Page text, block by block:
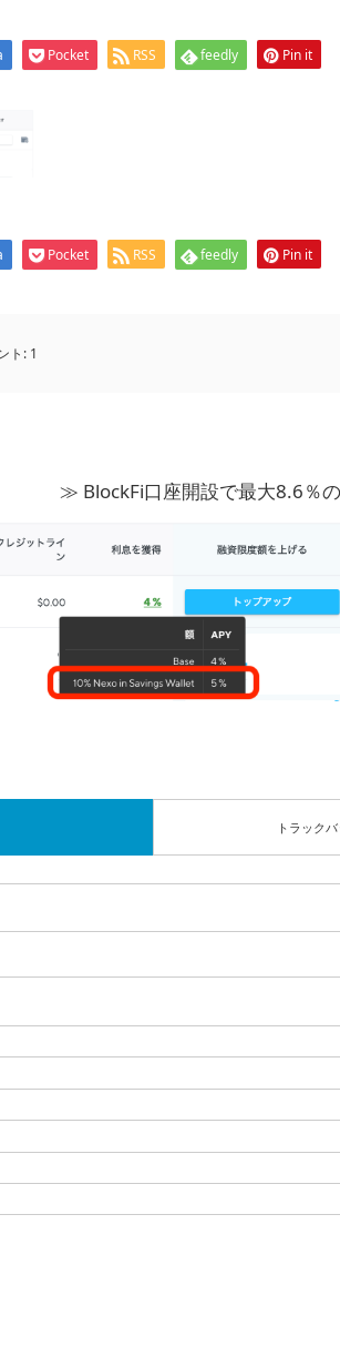
Pocket RSS feedly Pin it
Pocket RSS feedly Pin it
ト: 1
≫ BlockFi口座開設で最大8.6％
トラック